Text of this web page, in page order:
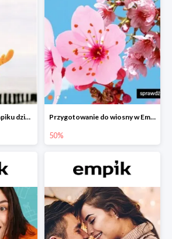
Wiosenne okazje w Empiku dziecko w podróży do -40% Przygotowanie do wiosny w Empiku - setki produktów do -50%
50%